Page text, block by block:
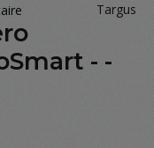
Targus
- -